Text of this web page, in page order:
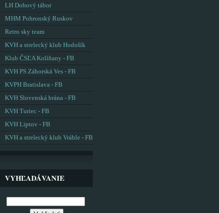
LH Dobový tábor
MHM Pohronský Ruskov
Retro sky team
KVH a strelecký klub Hodošík
Klub ČSĽA Kolíňany - FB
KVH PS Záhorská Ves - FB
KVPH Bratislava - FB
KVH Slovenská brána - FB
KVH Turiec - FB
KVH Liptov - FB
KVH a strelecký klub Vráble - FB
VYHĽADÁVANIE